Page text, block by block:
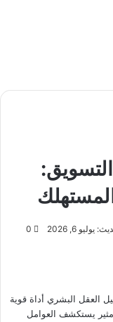
يوليو 6, 2026 0
العقل البشري أداة قوية
يستكشف العوامل